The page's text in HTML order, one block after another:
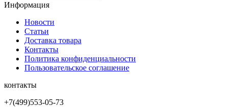
Информация
Новости
Статьи
Доставка товара
Контакты
Политика конфиденциальности
Пользовательское соглашение
контакты
+7(499)553-05-73